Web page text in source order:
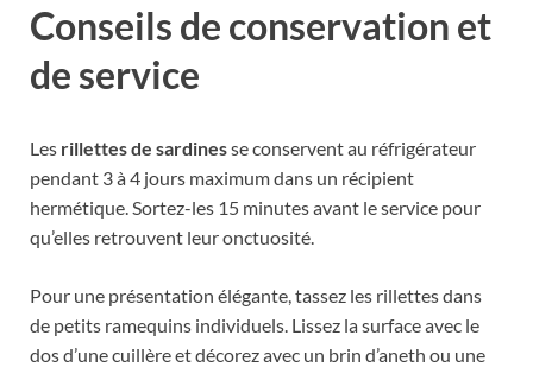
Conseils de conservation et
de service
Les rillettes de sardinesse conservent au réfrigérateur
pendant 3 à 4 jours maximum dans un récipient
hermétique. Sortez-les 15 minutes avant le service pour
qu’elles retrouvent leur onctuosité.
Pour une présentation élégante, tassez les rillettes dans
de petits ramequins individuels. Lissez la surface avec le
dos d’une cuillère et décorez avec un brin d’aneth ou une